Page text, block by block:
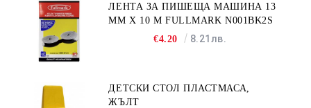
ЛЕНТА ЗА ПИШЕЩА МАШИНА 13
MM X 10 M FULLMARK N001BK2S
€4.20
8.21лв.
ДЕТСКИ СТОЛ ПЛАСТМАСА,
ЖЪЛТ